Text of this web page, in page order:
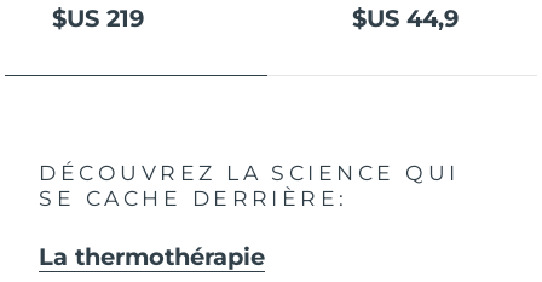
$US 219 $US 44,9
DÉCOUVREZ LA SCIENCE QUI
SE CACHE DERRIÈRE:
La thermothérapie